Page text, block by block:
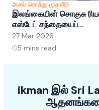
அசல் சொத்து முதலீடு
இலங்கையின் சொகுசு
எஸ்டேட் சந்தையைப்
புரிந்துகொள்வது:
மற்றும் போக்குகள்
27 Mar 2026
5 mins read
ikman இல் Sri